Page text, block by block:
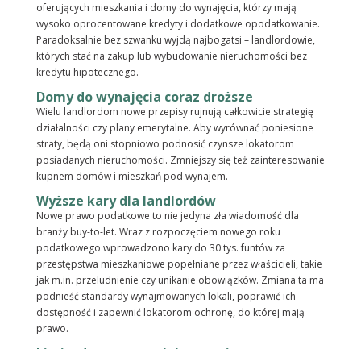
oferujących mieszkania i domy do wynajęcia, którzy mają
wysoko oprocentowane kredyty i dodatkowe opodatkowanie.
Paradoksalnie bez szwanku wyjdą najbogatsi – landlordowie,
których stać na zakup lub wybudowanie nieruchomości bez
kredytu hipotecznego.
Domy do wynajęcia coraz droższe
Wielu landlordom nowe przepisy rujnują całkowicie strategię
działalności czy plany emerytalne. Aby wyrównać poniesione
straty, będą oni stopniowo podnosić czynsze lokatorom
posiadanych nieruchomości. Zmniejszy się też zainteresowanie
kupnem domów i mieszkań pod wynajem.
Wyższe kary dla landlordów
Nowe prawo podatkowe to nie jedyna zła wiadomość dla
branży buy-to-let. Wraz z rozpoczęciem nowego roku
podatkowego wprowadzono kary do 30 tys. funtów za
przestępstwa mieszkaniowe popełniane przez właścicieli, takie
jak m.in. przeludnienie czy unikanie obowiązków. Zmiana ta ma
podnieść standardy wynajmowanych lokali, poprawić ich
dostępność i zapewnić lokatorom ochronę, do której mają
prawo.